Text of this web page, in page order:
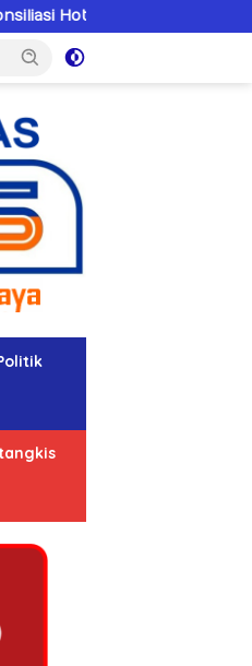
Saat Hukum Kalah Oleh